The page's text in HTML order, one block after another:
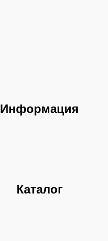
Информация
Каталог